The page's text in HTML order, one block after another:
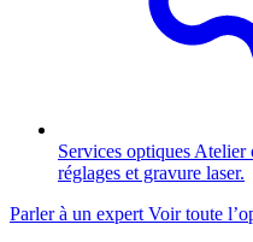
Services optiques Atelier
réglages et gravure laser.
Parler à un expert Voir toute